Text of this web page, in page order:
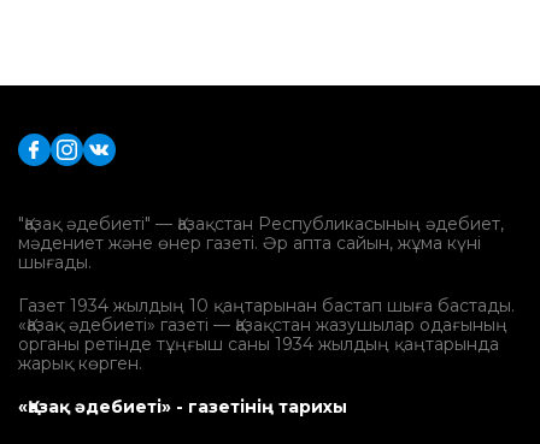
"Қазақ әдебиеті" — Қазақстан Республикасының әдебиет,
мәдениет және өнер газеті. Әр апта сайын, жұма күні
шығады.
Газет 1934 жылдың 10 қаңтарынан бастап шыға бастады.
«Қазақ әдебиеті» газеті — Қазақстан жазушылар одағының
органы ретінде тұңғыш саны 1934 жылдың қаңтарында
жарық көрген.
«Қазақ әдебиеті» - газетінің тарихы